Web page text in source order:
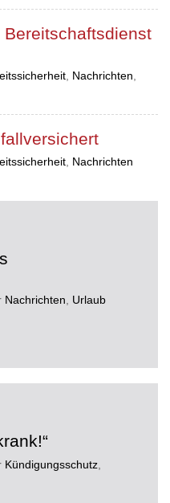
Nachrichten
, Nachrichten
Nachrichten Urlaub
Kündigungsschutz